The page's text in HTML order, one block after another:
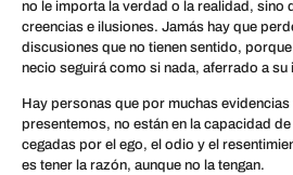
no le importa la verdad o la realidad, sino
creencias e ilusiones. Jamás hay que
discusiones que no tienen sentido,
necio seguirá como si nada, aferrado a su
Hay personas que por muchas
presentemos, no están en la capacidad
cegadas por el ego, el odio y el
es tener la razón, aunque no la tengan.